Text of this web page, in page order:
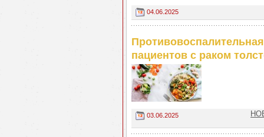
04.06.2025
пациентов с раком
03.06.2025